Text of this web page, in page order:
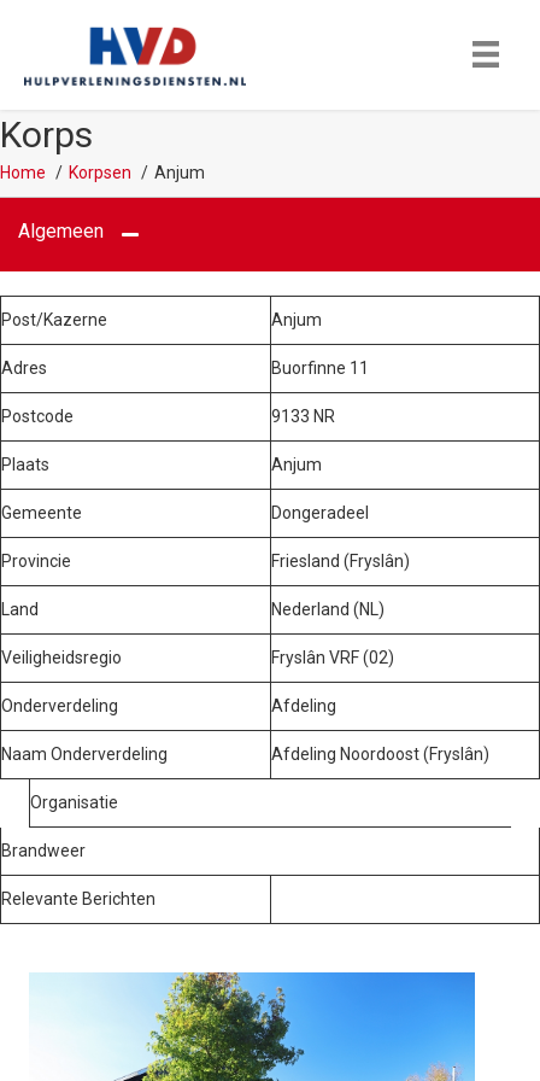
Korps
Home Korpsen Anjum
Algemeen
Post/Kazerne Anjum
Adres Buorfinne 11
Postcode 9133 NR
Plaats Anjum
Gemeente Dongeradeel
Provincie Friesland (Fryslân)
Land Nederland (NL)
Veiligheidsregio Fryslân VRF (02)
Onderverdeling Afdeling
Naam Onderverdeling Afdeling Noordoost (Fryslân)
Organisatie
Brandweer
Relevante Berichten